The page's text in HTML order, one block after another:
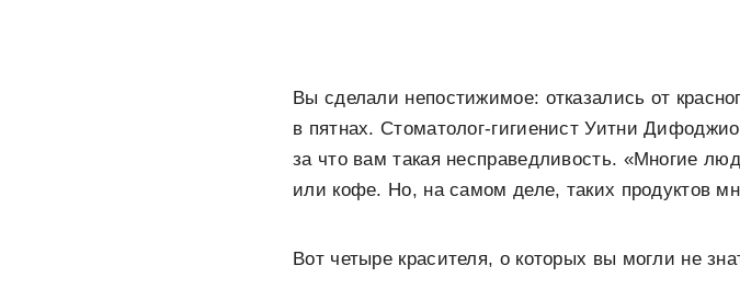
Вы сделали непостижимое: отказались от
в пятнах. Стоматолог-гигиенист Уитни Дифоджио
за что вам такая несправедливость. «Многие
или кофе. Но, на самом деле, таких продуктов
Вот четыре красителя, о которых вы могли не